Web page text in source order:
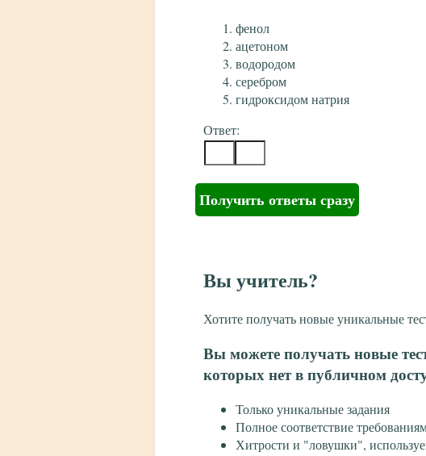
фенол
ацетоном
водородом
серебром
гидроксидом натрия
Ответ:
Получить ответы сразу
Вы учитель?
Хотите получать новые уникальные
Вы можете получать новые
которых нет в публичном
Только уникальные задания
Полное соответствие
Хитрости и "ловушки",